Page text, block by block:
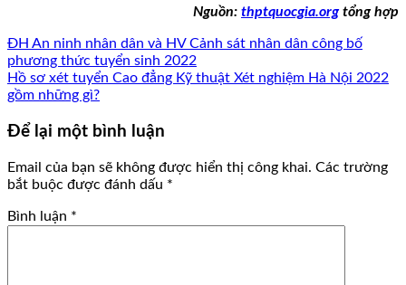
Nguồn: thptquocgia.orgtổng hợp
ĐH An ninh nhân dân và HV Cảnh sát nhân dân công bố
phương thức tuyển sinh 2022
Hồ sơ xét tuyển Cao đẳng Kỹ thuật Xét nghiệm Hà Nội 2022
gồm những gì?
Để lại một bình luận
Email của bạn sẽ không được hiển thị công khai. Các trường
bắt buộc được đánh dấu *
Bình luận *